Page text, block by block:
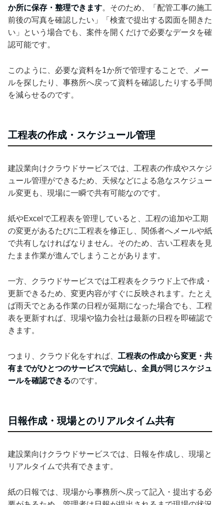
か所に保存・整理できます。そのため、「配管工事の施工
前後の写真を確認したい」「検査で提出する図面を開きた
い」という場合でも、案件を開くだけで必要なデータを確
認可能です。
このように、必要な資料を1か所で管理することで、メー
ルを探したり、事務所へ戻って資料を確認したりする手間
を減らせるのです。
工程表の作成・スケジュール管理
建設業向けクラウドサービスでは、工程表の作成やスケジ
ュール管理ができるため、天候などによる急なスケジュー
ル変更も、現場に一瞬で共有可能なのです。
紙やExcelで工程表を管理していると、工程の追加や工期
の変更があるたびに工程表を修正し、関係者へメールや紙
で共有しなければなりません。そのため、古い工程表を見
たまま作業が進んでしまうことがあります。
一方、クラウドサービスでは工程表をクラウド上で作成・
更新できるため、変更内容がすぐに反映されます。たとえ
ば雨天でとある作業の日程が延期になった場合でも、工程
表を更新すれば、現場や協力会社は最新の日程を即確認で
きます。
つまり、クラウド化をすれば、 工程表の作成から変更・共
有までがひとつのサービスで完結し、全員が同じスケジュ
ールを確認できるのです。
日報作成・現場とのリアルタイム共有
建設業向けクラウドサービスでは、日報を作成し、現場と
リアルタイムで共有できます。
紙の日報では、現場から事務所へ戻って記入・提出する必